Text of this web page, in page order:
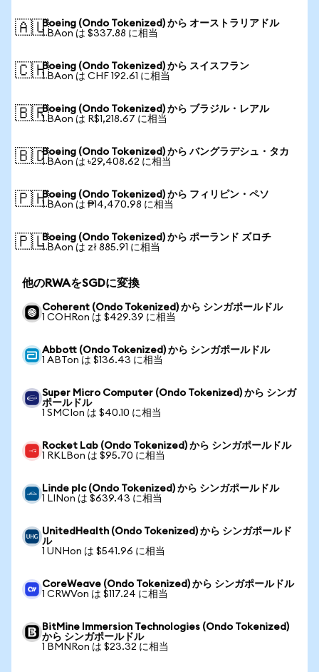
🇦🇺Boeing (Ondo Tokenized) から オーストラリアドル
1 BAon は $337.88 に相当
🇨🇭Boeing (Ondo Tokenized) から スイスフラン
1 BAon は CHF 192.61 に相当
🇧🇷Boeing (Ondo Tokenized) から ブラジル・レアル
1 BAon は R$1,218.67 に相当
🇧🇩Boeing (Ondo Tokenized) から バングラデシュ・タカ
1 BAon は ৳29,408.62 に相当
🇵🇭Boeing (Ondo Tokenized) から フィリピン・ペソ
1 BAon は ₱14,470.98 に相当
🇵🇱Boeing (Ondo Tokenized) から ポーランド ズロチ
1 BAon は zł 885.91 に相当
他のRWAをSGDに変換
Coherent (Ondo Tokenized) から シンガポールドル
1 COHRon は $429.39 に相当
Abbott (Ondo Tokenized) から シンガポールドル
1 ABTon は $136.43 に相当
Super Micro Computer (Ondo Tokenized) から シンガ
ポールドル
1 SMCIon は $40.10 に相当
Rocket Lab (Ondo Tokenized) から シンガポールドル
1 RKLBon は $95.70 に相当
Linde plc (Ondo Tokenized) から シンガポールドル
1 LINon は $639.43 に相当
UnitedHealth (Ondo Tokenized) から シンガポールド
ル
1 UNHon は $541.96 に相当
CoreWeave (Ondo Tokenized) から シンガポールドル
1 CRWVon は $117.24 に相当
BitMine Immersion Technologies (Ondo Tokenized)
から シンガポールドル
1 BMNRon は $23.32 に相当